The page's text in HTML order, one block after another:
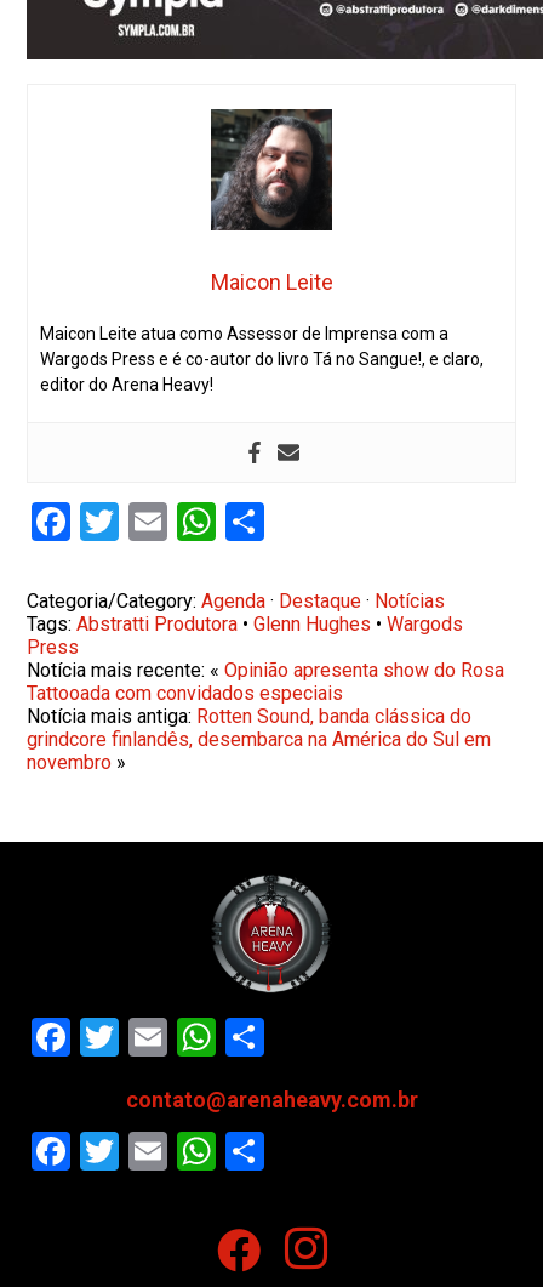
Maicon Leite
Maicon Leite atua como Assessor de Imprensa com a
Wargods Press e é co-autor do livro Tá no Sangue!, e claro,
editor do Arena Heavy!
Facebook
Twitter
EmailWhatsApp
Categoria/Category:Agenda · Destaque · Notícias
Tags:Abstratti Produtora •Glenn Hughes •Wargods
Press
Notícia mais recente: «Opinião apresenta show do Rosa
Tattooada com convidados especiais
Notícia mais antiga: Rotten Sound, banda clássica do
grindcore finlandês, desembarca na América do Sul em
novembro »
Facebook
Twitter
EmailWhatsApp
contato@arenaheavy.com.br
Facebook
Twitter
EmailWhatsApp